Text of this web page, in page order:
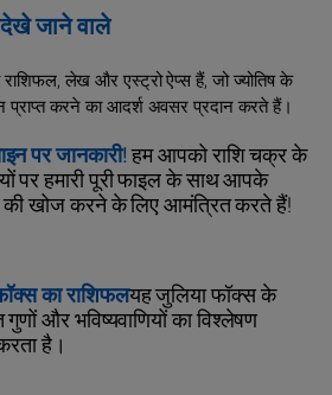
जाने वाले
लेख और एस्ट्रो ऐप्स हैं, जो ज्योतिष के
प्राप्त करने का आदर्श अवसर प्रदान करते हैं।
पर जानकारी!हम आपको राशि चक्र के
पर हमारी पूरी फाइल के साथ आपके
की खोज करने के लिए आमंत्रित करते हैं!
का राशिफलयह जुलिया फॉक्स के
गुणों और भविष्यवाणियों का विश्लेषण
है।